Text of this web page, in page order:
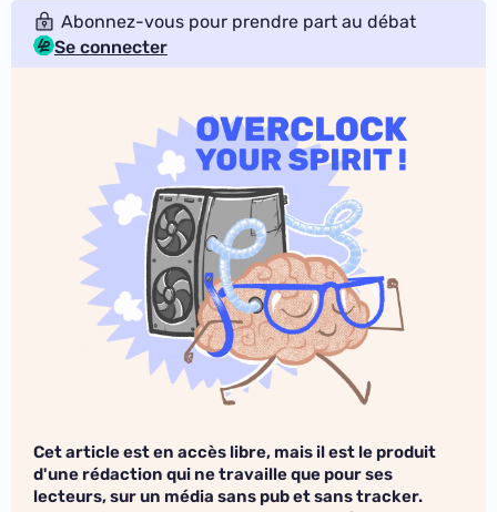
Abonnez-vous pour prendre part au débat
Se connecter
Cet article est en accès libre, mais il est le produit
d'une rédaction qui ne travaille que pour ses
lecteurs, sur un média sans pub et sans tracker.